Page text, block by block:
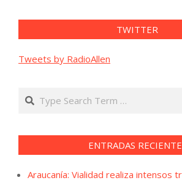
TWITTER
Tweets by RadioAllen
Search
ENTRADAS
Araucanía: Vialidad realiza intensos